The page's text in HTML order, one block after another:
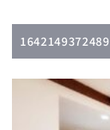
1642149372489